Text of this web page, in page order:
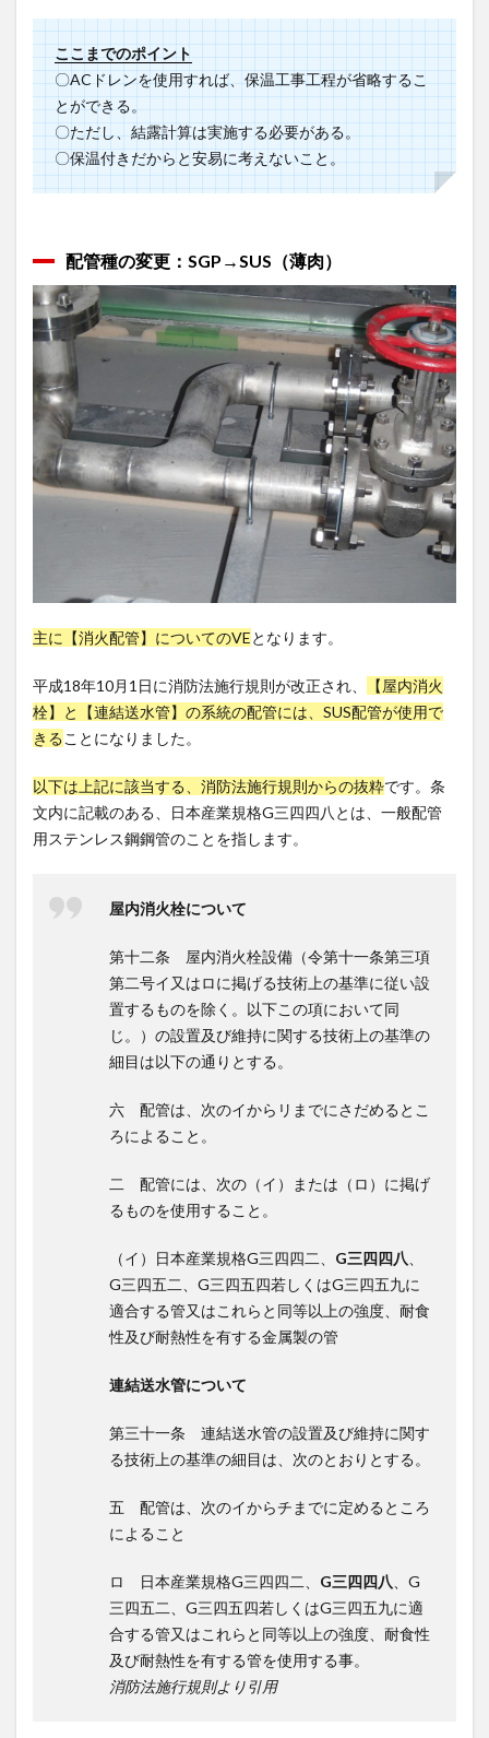
ここまでのポイント
〇ACドレンを使用すれば、保温工事工程が省略するこ
とができる。
〇ただし、結露計算は実施する必要がある。
〇保温付きだからと安易に考えないこと。
配管種の変更：SGP→SUS（薄肉）
主に【消火配管】についてのVEとなります。
平成18年10月1日に消防法施行規則が改正され、
【屋内消火
栓】と【連結送水管】の系統の配管には、SUS配管が使用で
きることになりました。
以下は上記に該当する、消防法施行規則からの抜粋です。条
文内に記載のある、日本産業規格G三四四八とは、一般配管
用ステンレス鋼鋼管のことを指します。
屋内消火栓について
第十二条 屋内消火栓設備（令第十一条第三項
第二号イ又はロに掲げる技術上の基準に従い設
置するものを除く。以下この項において同
じ。）の設置及び維持に関する技術上の基準の
細目は以下の通りとする。
六 配管は、次のイからリまでにさだめるとこ
ろによること。
二 配管には、次の（イ）または（ロ）に掲げ
るものを使用すること。
（イ）日本産業規格G三四四二、 G三四四八
G三四五二、G三四五四若しくはG三四五九に
適合する管又はこれらと同等以上の強度、耐食
性及び耐熱性を有する金属製の管
連結送水管について
第三十一条 連結送水管の設置及び維持に関す
る技術上の基準の細目は、次のとおりとする。
五 配管は、次のイからチまでに定めるところ
によること
ロ 日本産業規格G三四四二、 G三四四八
、G
三四五二、G三四五四若しくはG三四五九に適
合する管又はこれらと同等以上の強度、耐食性
及び耐熱性を有する管を使用する事。
消防法施行規則より引用